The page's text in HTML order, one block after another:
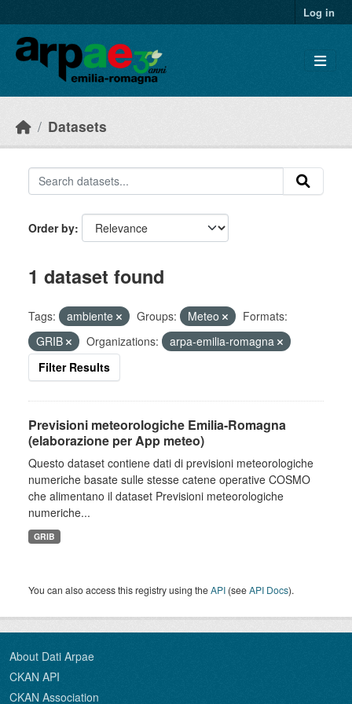
Log in
Datasets
Order by
1 dataset found
Tags: ambiente Groups: Meteo
Formats:
GRIB
Organizations:
arpa-emilia-romagna
Filter Results
Previsioni meteorologiche Emilia-Romagna
(elaborazione per App meteo)
Questo dataset contiene dati di previsioni meteorologiche
numeriche basate sulle stesse catene operative COSMO
che alimentano il dataset Previsioni meteorologiche
numeriche...
GRIB
You can also access this registry using theAPI (seeAPI Docs).
About Dati Arpae
CKAN API
CKAN Association